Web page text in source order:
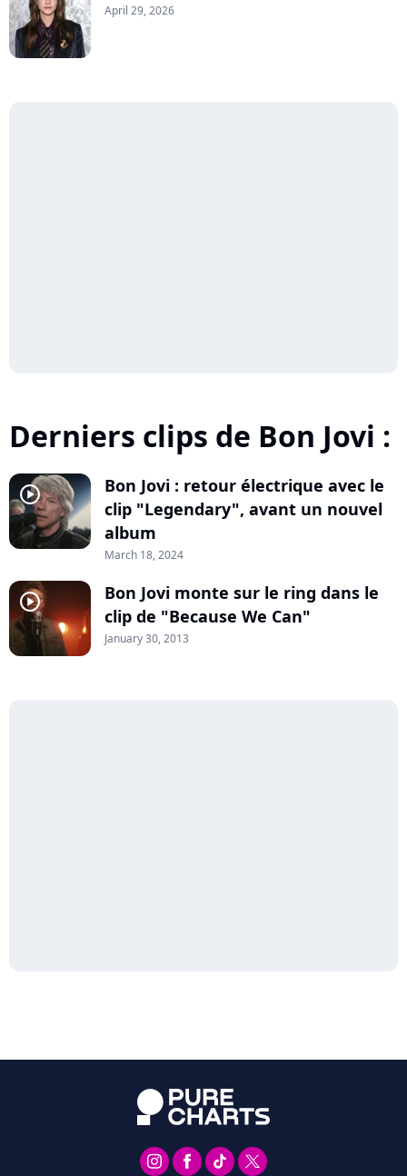
April 29, 2026
Derniers clips de Bon Jovi :
player2
Bon Jovi : retour électrique avec le
clip "Legendary", avant un nouvel
album
March 18, 2024
player2
Bon Jovi monte sur le ring dans le
clip de "Because We Can"
January 30, 2013